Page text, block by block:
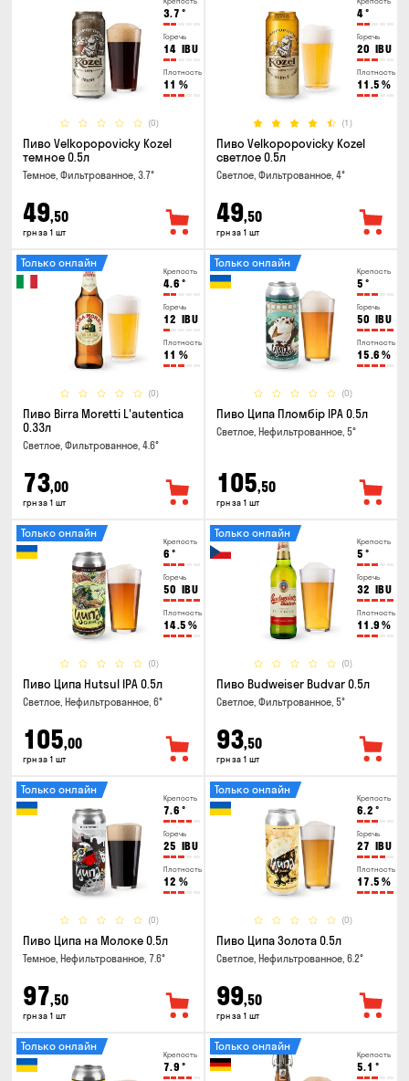
3.7 °
Горечь
14 IBU
Плотность
11 %
(0)
Пиво Velkopopovicky Kozel
темное 0.5л
Темное, Фильтрованное, 3.7°
49,50
грн за 1 шт
4°
Горечь
20 IBU
Плотность
11.5 %
(1)
Пиво Velkopopovicky Kozel
светлое 0.5л
Светлое, Фильтрованное, 4°
49,50
грн за 1 шт
Крепость
4.6 °
Горечь
12 IBU
Плотность
11 %
(0)
Только онлайн
Пиво Birra Moretti L'autentica
0.33л
Светлое, Фильтрованное, 4.6°
73,00
грн за 1 шт
Крепость
5 °
Горечь
50 IBU
Плотность
15.6 %
(0)
Только онлайн
Пиво Ципа Пломбір IPA 0.5л
Светлое, Нефильтрованное, 5°
105,50
грн за 1 шт
Крепость
6 °
Горечь
50 IBU
Плотность
14.5 %
(0)
Только онлайн
Пиво Ципа Hutsul IPA 0.5л
Светлое, Нефильтрованное, 6°
105,00
грн за 1 шт
Крепость
5 °
Горечь
32 IBU
Плотность
11.9 %
(0)
Только онлайн
Пиво Budweiser Budvar 0.5л
Светлое, Фильтрованное, 5°
93,50
грн за 1 шт
Крепость
7.6 °
Горечь
25 IBU
Плотность
12 %
(0)
Только онлайн
Пиво Ципа на Молоке 0.5л
Темное, Нефильтрованное, 7.6°
97,50
грн за 1 шт
Крепость
6.2 °
Горечь
27 IBU
Плотность
17.5 %
(0)
Только онлайн
Пиво Ципа Золота 0.5л
Светлое, Нефильтрованное, 6.2°
99,50
грн за 1 шт
Крепость
7.9 °
Только онлайн
Крепость
5.1 °
Только онлайн